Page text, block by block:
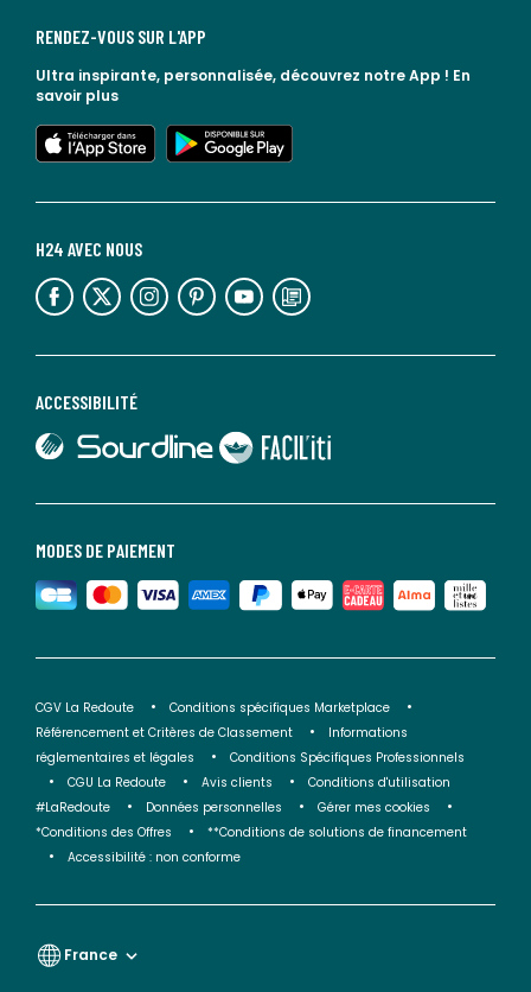
MODES DE PAIEMENT
ACCESSIBILITÉ
lien vers Sourdline
lien vers Faciliti
H24 AVEC NOUS
lien vers l'espace réseaux sociaux lien vers l'espace réseaux sociaux lien vers l'espace réseaux sociaux lien vers l'espace réseaux sociaux lien vers l'espace réseaux sociaux lien vers le blog la redoute
RENDEZ-VOUS SUR L'APP
Ultra inspirante, personnalisée, découvrez notre App ! En
savoir plus
lien vers l'app store
lien vers google play
CGV La Redoute
Conditions spécifiques Marketplace
Référencement et Critères de Classement
Informations
réglementaires et légales
Conditions Spécifiques Professionnels
CGU La Redoute
Avis clients
Conditions d'utilisation
#LaRedoute
Données personnelles
Gérer mes cookies
*Conditions des Offres
**Conditions de solutions de financement
Accessibilité : non conforme
France